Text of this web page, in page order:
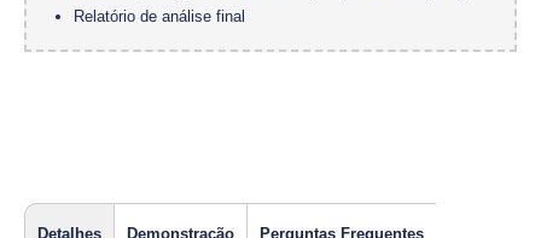
Relatório de análise final
Detalhes Demonstração Perguntas Frequentes